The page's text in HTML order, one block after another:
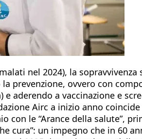
nel 2024), la
prevenzione, ovvero con
aderendo a vaccinazione e
Airc a inizio anno
con le “Arance della salute”,
cura”: un impegno che in 60